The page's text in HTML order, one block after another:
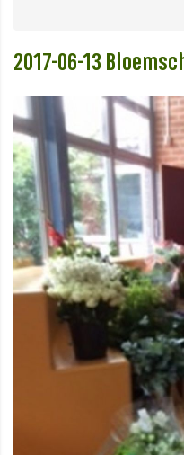
2017-06-13